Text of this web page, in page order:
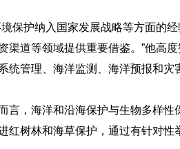
境保护纳入国家发展战略等方面的
渠道等领域提供重要借鉴。”他高
统管理、海洋监测、海洋预报和灾
言，海洋和沿海保护与生物多样
红树林和海草保护，通过有针对